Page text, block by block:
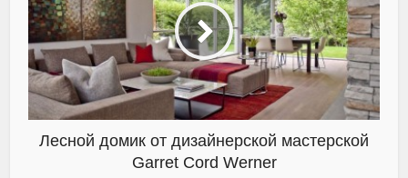
Лесной домик от дизайнерской мастерской
Garret Cord Werner